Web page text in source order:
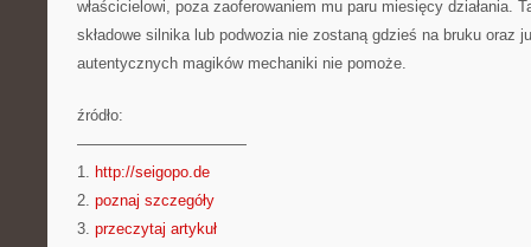
właścicielowi, poza zaoferowaniem mu paru miesięcy działania.
składowe silnika lub podwozia nie zostaną gdzieś na bruku oraz
autentycznych magików mechaniki nie pomoże.
źródło:
———————————
1. http://seigopo.de
2. poznaj szczegóły
3. przeczytaj artykuł